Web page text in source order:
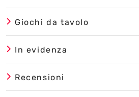
Giochi da tavolo
In evidenza
Recensioni